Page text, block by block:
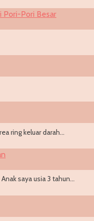
Pori-Pori Besar
ring keluar darah…
saya usia 3 tahun…